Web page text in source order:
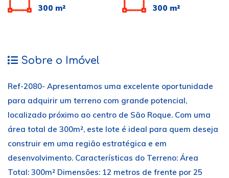
300 m² 300 m²
Sobre o Imóvel
Ref-2080- Apresentamos uma excelente oportunidade
para adquirir um terreno com grande potencial,
localizado próximo ao centro de São Roque. Com uma
área total de 300m², este lote é ideal para quem deseja
construir em uma região estratégica e em
desenvolvimento. Características do Terreno: Área
Total: 300m² Dimensões: 12 metros de frente por 25